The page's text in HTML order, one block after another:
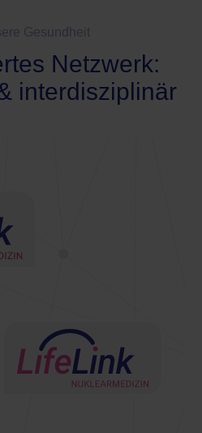
Netzwerk:
interdisziplinär